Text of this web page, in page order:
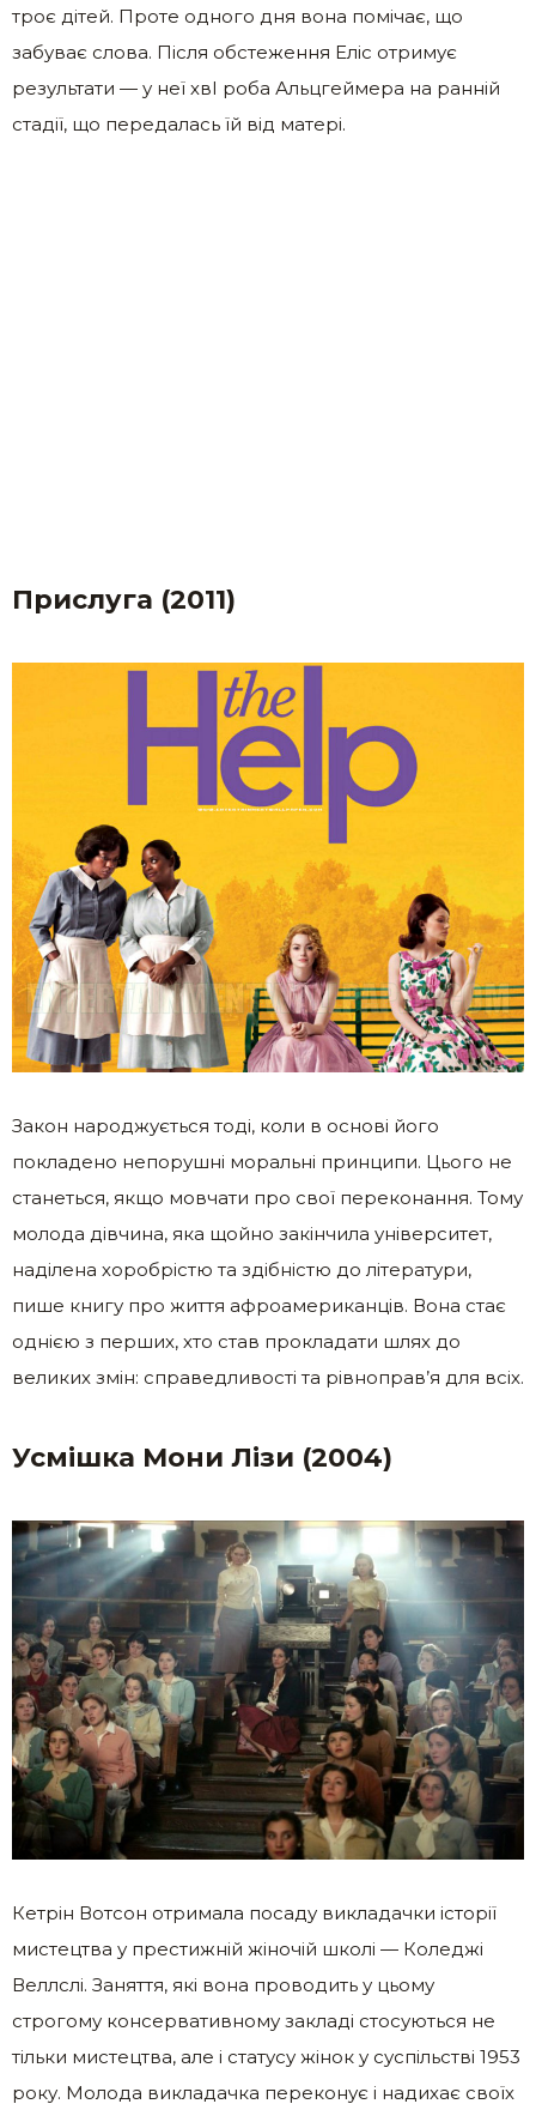
троє дітей. Проте одного дня вона помічає, що
забуває слова. Після обстеження Еліс отримує
результати — у неї хвI роба Альцгеймeра на ранній
стaдії, що передалась їй від матері.
Прислуга (2011)
Закон народжується тоді, коли в основі його
покладено непорушні моральні принципи. Цього не
станеться, якщо мовчати про свої переконання. Тому
молода дівчина, яка щойно закінчила університет,
наділена хоробрістю та здібністю до літератури,
пише книгу про життя афроамериканців. Вона стає
однією з перших, хто став прокладати шлях до
великих змін: справедливості та рівноправ’я для всіх.
Усмішка Мони Лізи (2004)
Кетрін Вотсон отримала посаду викладачки історії
мистецтва у престижній жіночій школі — Коледжі
Веллслі. Заняття, які вона проводить у цьому
строгому консервативному закладі стосуються не
тільки мистецтва, але і статусу жінок у суспільстві 1953
року. Молода викладачка переконує і надихає своїх